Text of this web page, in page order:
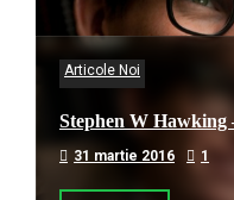
Articole Noi
Stephen W Hawking
31 martie 2016 1